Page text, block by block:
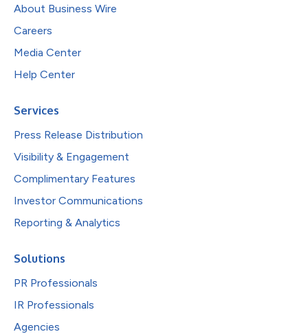
About Business Wire
Careers
Media Center
Help Center
Services
Press Release Distribution
Visibility & Engagement
Complimentary Features
Investor Communications
Reporting & Analytics
Solutions
PR Professionals
IR Professionals
Agencies